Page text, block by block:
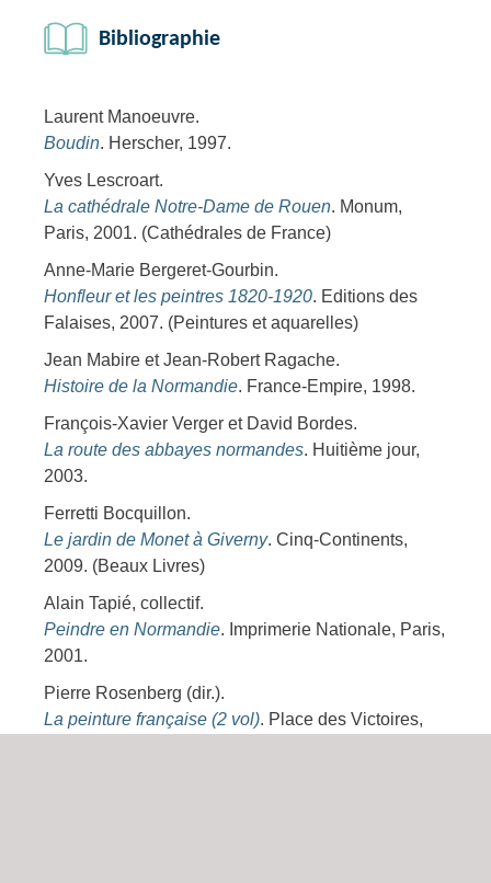
Bibliographie
Laurent Manoeuvre.
Boudin. Herscher, 1997.
Yves Lescroart.
La cathédrale Notre-Dame de Rouen. Monum,
Paris, 2001. (Cathédrales de France)
Anne-Marie Bergeret-Gourbin.
Honfleur et les peintres 1820-1920. Editions des
Falaises, 2007. (Peintures et aquarelles)
Jean Mabire et Jean-Robert Ragache.
Histoire de la Normandie. France-Empire, 1998.
François-Xavier Verger et David Bordes.
La route des abbayes normandes. Huitième jour,
2003.
Ferretti Bocquillon.
Le jardin de Monet à Giverny. Cinq-Continents,
2009. (Beaux Livres)
Alain Tapié, collectif.
Peindre en Normandie. Imprimerie Nationale, Paris,
2001.
Pierre Rosenberg (dir.).
La peinture française (2 vol). Place des Victoires,